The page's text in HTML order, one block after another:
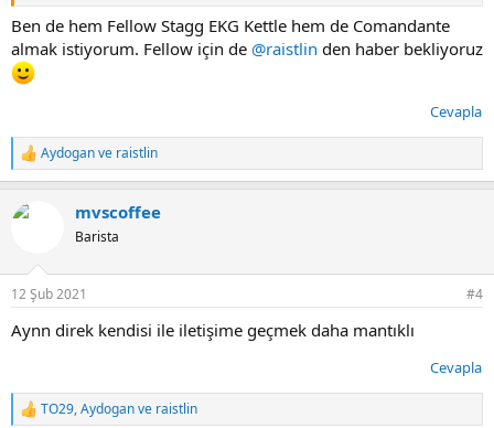
Ben de hem Fellow Stagg EKG Kettle hem de Comandante
almak istiyorum. Fellow için de @raistlin den haber bekliyoruz
Cevapla
T
e
k
:
Aydoganve raistlin
mvscoffee
Barista
12 Şub 2021 #4
Aynn direk kendisi ile iletişime geçmek daha mantıklı
Cevapla
T
TO29,Aydoganve raistlin